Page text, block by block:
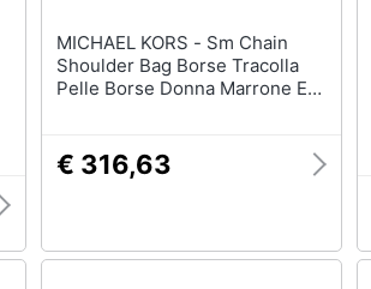
MICHAEL KORS - Sm Chain
Shoulder Bag Borse Tracolla
Pelle Borse Donna Marrone Eu
€ 316,63